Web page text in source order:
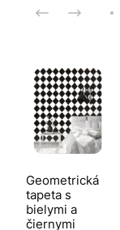
Geometrická
tapeta s
bielymi a
čiernymi